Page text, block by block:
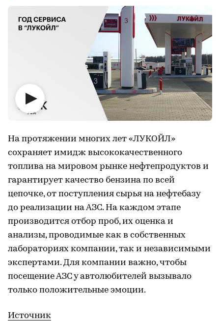
На протяжении многих лет «ЛУКОЙЛ»
сохраняет имидж высококачественного
топлива на мировом рынке нефтепродуктов и
гарантирует качество бензина по всей
цепочке, от поступления сырья на нефтебазу
до реализации на АЗС. На каждом этапе
производится отбор проб, их оценка и
анализы, проводимые как в собственных
лабораториях компании, так и независимыми
экспертами. Для компании важно, чтобы
посещение АЗС у автолюбителей вызывало
только положительные эмоции.
Источник